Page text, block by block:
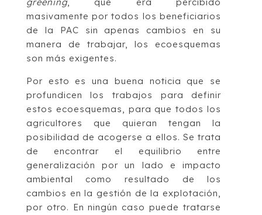
masivamente por todos los beneficiarios
de la PAC sin apenas cambios en su
manera de trabajar, los ecoesquemas
son más exigentes.
Por esto es una buena noticia que se
profundicen los trabajos para definir
estos ecoesquemas, para que todos los
agricultores que quieran tengan la
posibilidad de acogerse a ellos. Se trata
de encontrar el equilibrio entre
generalización por un lado e impacto
ambiental como resultado de los
cambios en la gestión de la explotación,
por otro. En ningún caso puede tratarse